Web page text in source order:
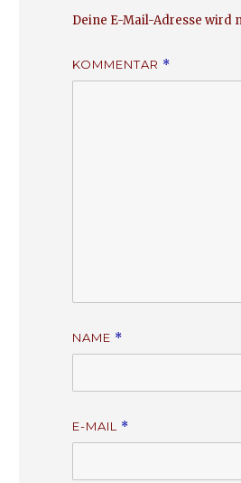
Deine E-Mail-Adresse wird
KOMMENTAR *
NAME *
E-MAIL *